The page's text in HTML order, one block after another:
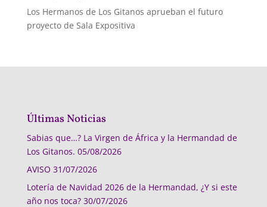
Los Hermanos de Los Gitanos aprueban el futuro
proyecto de Sala Expositiva
Últimas Noticias
Sabias que…? La Virgen de África y la Hermandad de
Los Gitanos. 05/08/2026
AVISO 31/07/2026
Lotería de Navidad 2026 de la Hermandad, ¿Y si este
año nos toca? 30/07/2026